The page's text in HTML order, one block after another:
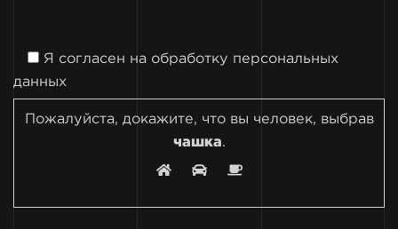
Я согласен на обработку персональных
данных
Пожалуйста, докажите, что вы человек, выбрав
чашка.